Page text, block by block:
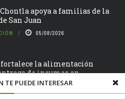
TE PUEDE INTERESAR
apoya a familias de la
San Juan
05/08/2026
fortalece la alimentación
de insumos en
05/08/2026